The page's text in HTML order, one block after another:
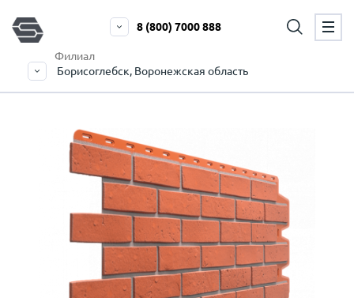
Филиал
Борисоглебск, Воронежская область
8 (800) 7000 888